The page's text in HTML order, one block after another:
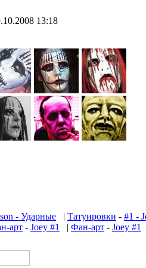
13:18
- Ударные | Татуировки - #1 -
арт - Joey #1 | Фан-арт - Joey #1